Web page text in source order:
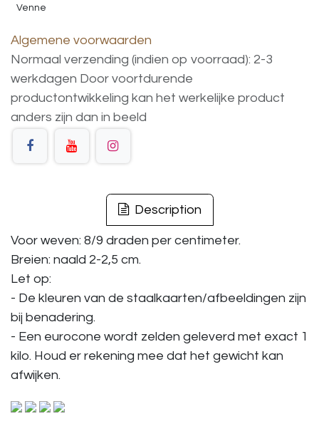
Venne
Algemene voorwaarden
Normaal verzending (indien op voorraad): 2-3
werkdagen Door voortdurende
productontwikkeling kan het werkelijke product
anders zijn dan in beeld
Description
Voor weven: 8/9 draden per centimeter.
Breien: naald 2-2,5 cm.
Let op:
- De kleuren van de staalkaarten/afbeeldingen zijn
bij benadering.
- Een eurocone wordt zelden geleverd met exact 1
kilo. Houd er rekening mee dat het gewicht kan
afwijken.